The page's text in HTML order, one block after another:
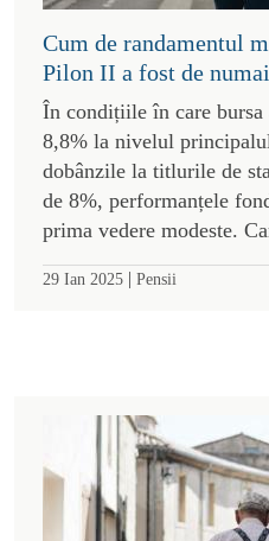
Cum de randamentul
Pilon II a fost de
În condițiile în care bursa
8,8% la nivelul
dobânzile la titlurile de
de 8%, performanțele
prima vedere modeste.
29 Ian 2025 | Pensii